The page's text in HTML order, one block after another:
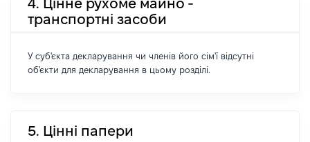
4. Цінне рухоме майно -
транспортні засоби
У суб'єкта декларування чи членів його сім'ї відсутні
об'єкти для декларування в цьому розділі.
5. Цінні папери